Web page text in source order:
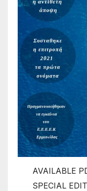
AVAILABLE
SPECIAL